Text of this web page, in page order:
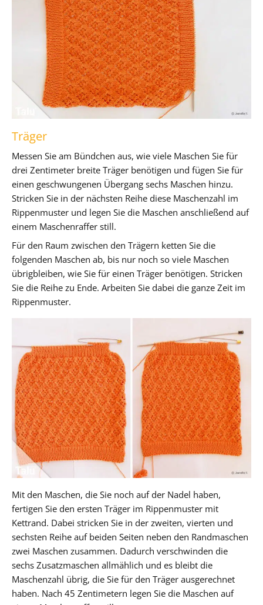
Träger
Messen Sie am Bündchen aus, wie viele Maschen Sie für
drei Zentimeter breite Träger benötigen und fügen Sie für
einen geschwungenen Übergang sechs Maschen hinzu.
Stricken Sie in der nächsten Reihe diese Maschenzahl im
Rippenmuster und legen Sie die Maschen anschließend auf
einem Maschenraffer still.
Für den Raum zwischen den Trägern ketten Sie die
folgenden Maschen ab, bis nur noch so viele Maschen
übrigbleiben, wie Sie für einen Träger benötigen. Stricken
Sie die Reihe zu Ende. Arbeiten Sie dabei die ganze Zeit im
Rippenmuster.
Mit den Maschen, die Sie noch auf der Nadel haben,
fertigen Sie den ersten Träger im Rippenmuster mit
Kettrand. Dabei stricken Sie in der zweiten, vierten und
sechsten Reihe auf beiden Seiten neben den Randmaschen
zwei Maschen zusammen. Dadurch verschwinden die
sechs Zusatzmaschen allmählich und es bleibt die
Maschenzahl übrig, die Sie für den Träger ausgerechnet
haben. Nach 45 Zentimetern legen Sie die Maschen auf